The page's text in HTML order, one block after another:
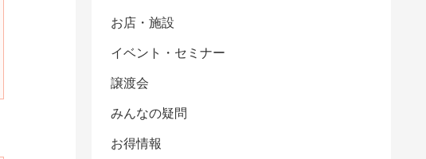
お店・施設
イベント・セミナー
譲渡会
みんなの疑問
お得情報